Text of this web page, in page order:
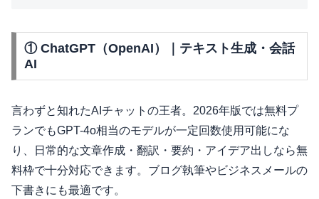
① ChatGPT（OpenAI）｜テキスト生成・会話
AI
言わずと知れたAIチャットの王者。2026年版では無料プ
ランでもGPT-4o相当のモデルが一定回数使用可能にな
り、日常的な文章作成・翻訳・要約・アイデア出しなら無
料枠で十分対応できます。ブログ執筆やビジネスメールの
下書きにも最適です。